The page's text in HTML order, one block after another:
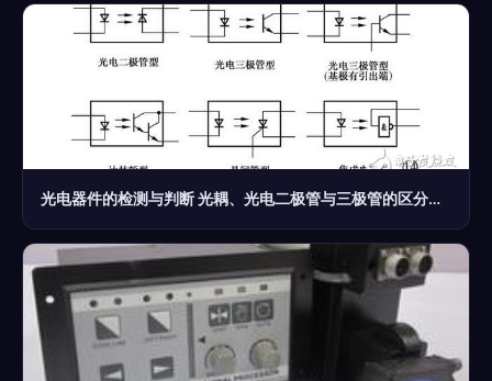
光电器件的检测与判断 光耦、光电二极管与三极管的区分指南